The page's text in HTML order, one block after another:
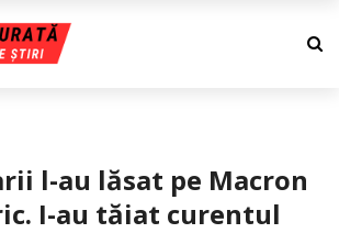
l-au lăsat pe Macron
I-au tăiat curentul